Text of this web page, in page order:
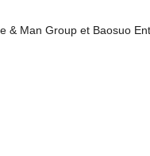
& Man Group et Baosuo